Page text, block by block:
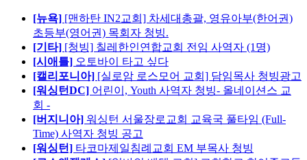
[뉴욕] [맨하탄 IN2교회] 차세대총괄, 영유아부(한어권)
초등부(영어권) 목회자 청빙.
[기타] [청빙] 칠레한인연합교회 전임 사역자 (1명)
[시애틀] 오토바이 타고 싶다
[캘리포니아] [실로암 로스모어 교회] 담임목사 청빙광고
[워싱턴DC] 어린이, Youth 사역자 청빙- 올네이션스 교
회 -
[버지니아] 워싱턴 서울장로교회 교육국 풀타임 (Full-
Time) 사역자 청빙 공고
[워싱턴] 타코마제일침례교회 EM 부목사 청빙